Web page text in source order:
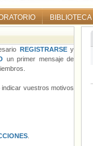
BIBLIOTECA
REGISTRARSEy
un primer mensaje de
indicar vuestros motivos